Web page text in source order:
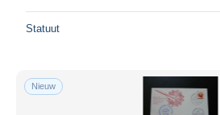
Statuut
Nieuw